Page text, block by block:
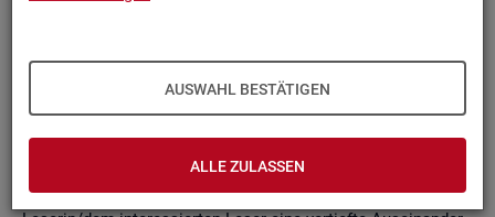
AUSWAHL BESTÄTIGEN
ALLE ZULASSEN
sam­men­ge­fasst. Damit ent­steht ein klei­nes Nach­schla­ge­
werk zu zen­tra­len Be­grif­fen und Fra­ge­stel­lun­gen der Ar­beits­
markt- und Grund­si­che­rungs­sta­tis­tik. Dabei wer­den diese Be­
grif­fe in kur­zer Form er­klärt und immer auch mit wei­ter­füh­
ren­den In­for­ma­ti­ons­quel­len ver­bun­den, die der in­ter­es­sier­ten